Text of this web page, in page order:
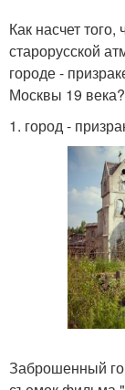
Как насчет
старорусской
городе -
Москвы 19 века?
1. город -
Заброшенный